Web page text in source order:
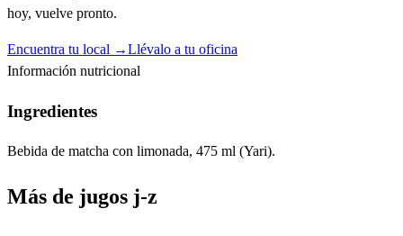
hoy, vuelve pronto.
Encuentra tu local →Llévalo a tu oficina
Información nutricional
Ingredientes
Bebida de matcha con limonada, 475 ml (Yari).
Más de jugos j-z